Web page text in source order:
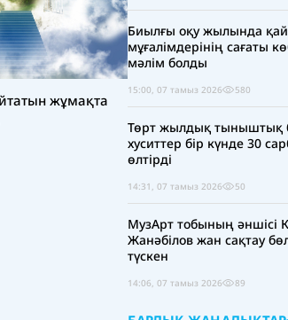
жұмақта
Биылғы оқу жылында
мұғалімдерінің сағаты
мәлім болды
15:00, 07 тамыз 2026 580
Төрт жылдық тыныштық
хуситтер бір күнде 30
өлтірді
14:31, 07 тамыз 2026 50
МузАрт тобының әншісі
Жанәбілов жан сақтау
түскен
14:06, 07 тамыз 2026 89